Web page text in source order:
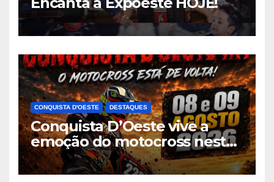
CONQUISTA D'OESTE DESTAQUES
Conquista D’Oeste vive a
emoção do motocross neste
fim de semana com a 4ª
etapa do Campeonato Mato-